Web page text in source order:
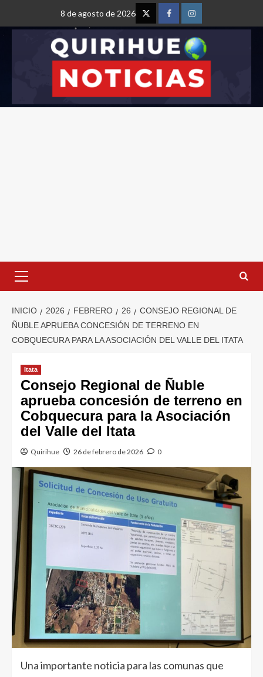
8 de agosto de 2026
INICIO 2026 FEBRERO 26
CONSEJO REGIONAL DE
ÑUBLE APRUEBA CONCESIÓN DE TERRENO EN
COBQUECURA PARA LA ASOCIACIÓN DEL VALLE DEL ITATA
Itata
Consejo Regional de Ñuble
aprueba concesión de terreno en
Cobquecura para la Asociación
del Valle del Itata
Quirihue 26 de febrero de 2026 0
Una importante noticia para las comunas que